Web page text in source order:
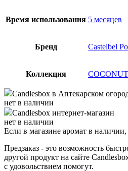
Время использования 5 месяцев
Бренд Castelbel
Коллекция COCONUT
Candlesbox в Аптекарском
нет в наличии
Candlesbox интернет-магазин
нет в наличии
Если в магазине аромат в
Предзаказ - это возможность
другой продукт на сайте
с удовольствием помогут.